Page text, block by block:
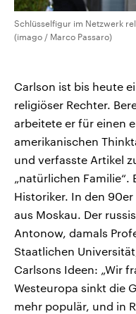
Schlüsselfigur im Netzwerk
(imago / Marco Passaro)
Carlson ist bis heute
religiöser Rechter.
arbeitete er für einen
amerikanischen
und verfasste Artikel
„natürlichen Familie“.
Historiker. In den
aus Moskau. Der
Antonow, damals
Staatlichen
Carlsons Ideen: „Wir
Westeuropa sinkt die
mehr populär, und in